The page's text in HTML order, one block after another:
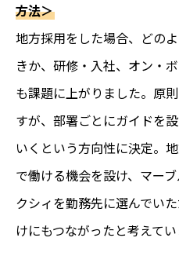
方法＞
地方採用をした場合、どの
きか、研修・入社、オン・
も課題に上がりました。原
すが、部署ごとにガイドを
いくという方向性に決定。
で働ける機会を設け、マー
クシィを勤務先に選んでい
けにもつながったと考えてい